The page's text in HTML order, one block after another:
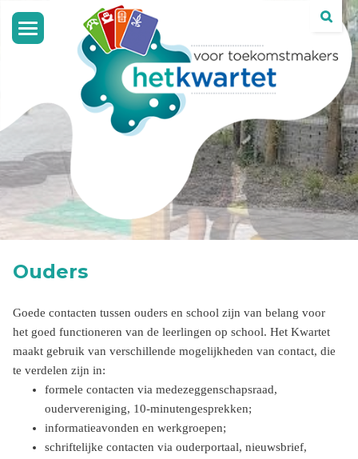
Toggle
navigation
Ouders
Goede contacten tussen ouders en school zijn van belang voor
het goed functioneren van de leerlingen op school. Het Kwartet
maakt gebruik van verschillende mogelijkheden van contact, die
te verdelen zijn in:
formele contacten via medezeggenschapsraad,
oudervereniging, 10-minutengesprekken;
informatieavonden en werkgroepen;
schriftelijke contacten via ouderportaal, nieuwsbrief,